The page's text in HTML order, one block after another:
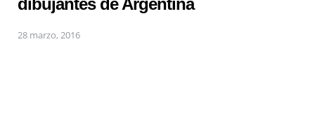
dibujantes de Argentina
28 marzo, 2016